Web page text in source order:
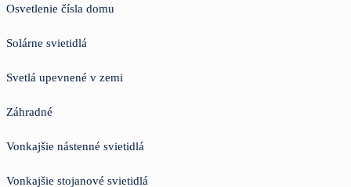
Osvetlenie čísla domu
Solárne svietidlá
Svetlá upevnené v zemi
Záhradné
Vonkajšie nástenné svietidlá
Vonkajšie stojanové svietidlá